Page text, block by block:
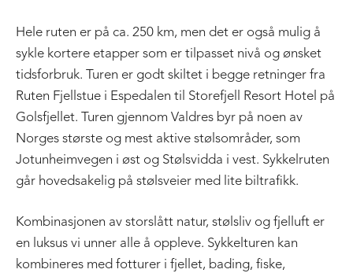
Hele ruten er på ca. 250 km, men det er også mulig å
sykle kortere etapper som er tilpasset nivå og ønsket
tidsforbruk. Turen er godt skiltet i begge retninger fra
Ruten Fjellstue i Espedalen til Storefjell Resort Hotel på
Golsfjellet. Turen gjennom Valdres byr på noen av
Norges største og mest aktive stølsområder, som
Jotunheimvegen i øst og Stølsvidda i vest. Sykkelruten
går hovedsakelig på stølsveier med lite biltrafikk.
Kombinasjonen av storslått natur, stølsliv og fjelluft er
en luksus vi unner alle å oppleve. Sykkelturen kan
kombineres med fotturer i fjellet, bading, fiske,